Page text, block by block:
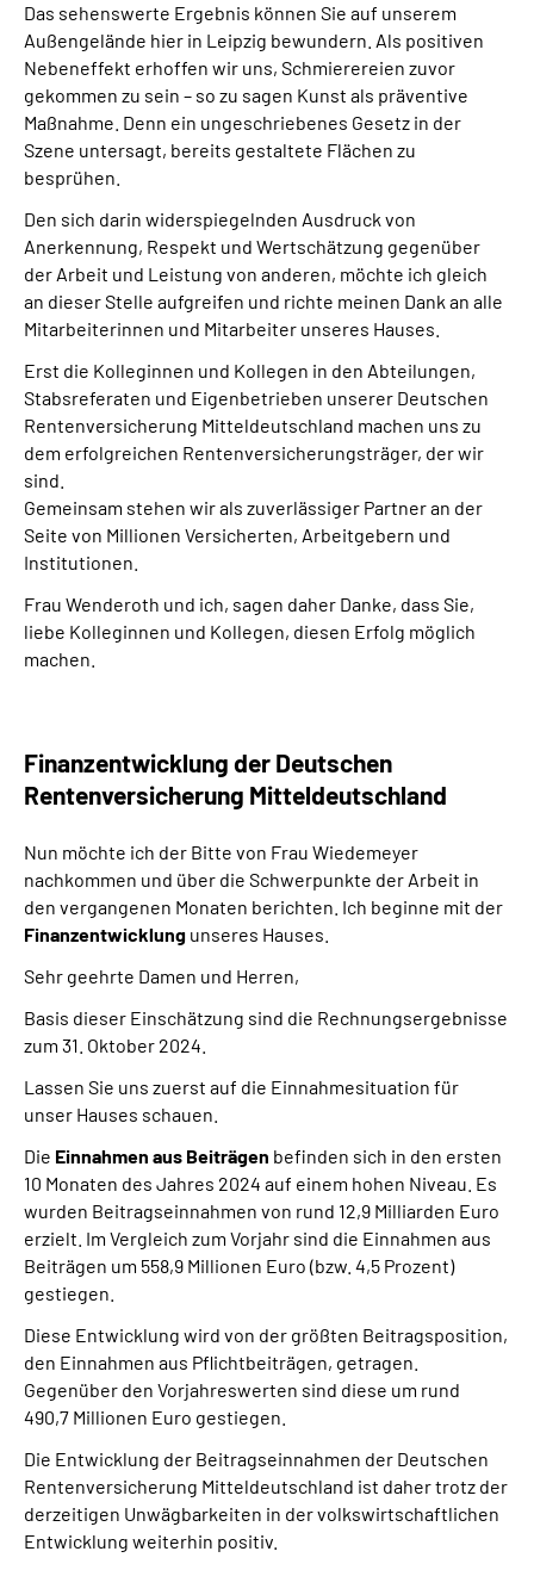
Das sehenswerte Ergebnis können Sie auf unserem
Außengelände hier in Leipzig bewundern. Als positiven
Nebeneffekt erhoffen wir uns, Schmierereien zuvor
gekommen zu sein – so zu sagen Kunst als präventive
Maßnahme. Denn ein ungeschriebenes Gesetz in der
Szene untersagt, bereits gestaltete Flächen zu
besprühen.
Den sich darin widerspiegelnden Ausdruck von
Anerkennung, Respekt und Wertschätzung gegenüber
der Arbeit und Leistung von anderen, möchte ich gleich
an dieser Stelle aufgreifen und richte meinen Dank an alle
Mitarbeiterinnen und Mitarbeiter unseres Hauses.
Erst die Kolleginnen und Kollegen in den Abteilungen,
Stabsreferaten und Eigenbetrieben unserer Deutschen
Rentenversicherung Mitteldeutschland machen uns zu
dem erfolgreichen Rentenversicherungsträger, der wir
sind.
Gemeinsam stehen wir als zuverlässiger Partner an der
Seite von Millionen Versicherten, Arbeitgebern und
Institutionen.
Frau Wenderoth und ich, sagen daher Danke, dass Sie,
liebe Kolleginnen und Kollegen, diesen Erfolg möglich
machen.
Finanzentwicklung der Deutschen
Rentenversicherung Mitteldeutschland
Nun möchte ich der Bitte von Frau Wiedemeyer
nachkommen und über die Schwerpunkte der Arbeit in
den vergangenen Monaten berichten. Ich beginne mit der
Finanzentwicklung unseres Hauses.
Sehr geehrte Damen und Herren,
Basis dieser Einschätzung sind die Rechnungsergebnisse
zum 31. Oktober 2024.
Lassen Sie uns zuerst auf die Einnahmesituation für
unser Hauses schauen.
Die Einnahmen aus Beiträgen befinden sich in den ersten
10 Monaten des Jahres 2024 auf einem hohen Niveau. Es
wurden Beitragseinnahmen von rund 12,9 Milliarden Euro
erzielt. Im Vergleich zum Vorjahr sind die Einnahmen aus
Beiträgen um 558,9 Millionen Euro (bzw. 4,5 Prozent)
gestiegen.
Diese Entwicklung wird von der größten Beitragsposition,
den Einnahmen aus Pflichtbeiträgen, getragen.
Gegenüber den Vorjahreswerten sind diese um rund
490,7 Millionen Euro gestiegen.
Die Entwicklung der Beitragseinnahmen der Deutschen
Rentenversicherung Mitteldeutschland ist daher trotz der
derzeitigen Unwägbarkeiten in der volkswirtschaftlichen
Entwicklung weiterhin positiv.